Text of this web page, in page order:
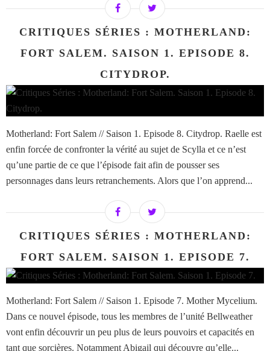
CRITIQUES SÉRIES : MOTHERLAND:
FORT SALEM. SAISON 1. EPISODE 8.
CITYDROP.
Motherland: Fort Salem // Saison 1. Episode 8. Citydrop. Raelle est
enfin forcée de confronter la vérité au sujet de Scylla et ce n’est
qu’une partie de ce que l’épisode fait afin de pousser ses
personnages dans leurs retranchements. Alors que l’on apprend...
CRITIQUES SÉRIES : MOTHERLAND:
FORT SALEM. SAISON 1. EPISODE 7.
Motherland: Fort Salem // Saison 1. Episode 7. Mother Mycelium.
Dans ce nouvel épisode, tous les membres de l’unité Bellweather
vont enfin découvrir un peu plus de leurs pouvoirs et capacités en
tant que sorcières. Notamment Abigail qui découvre qu’elle...